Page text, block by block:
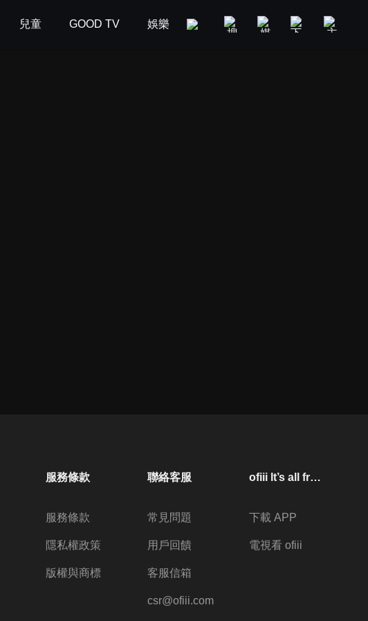
兒童 GOOD TV 娛樂 美食旅遊 新聞政論
服務條款
服務條款
隱私權政策
版權與商標
聯絡客服
常見問題
用戶回饋
客服信箱
csr@ofiii.com
ofiii lt’s all free
下載 APP
電視看 ofiii